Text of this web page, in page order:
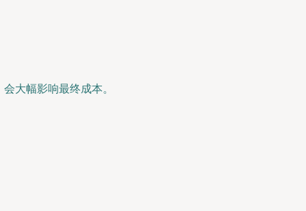
大幅影响最终成本。